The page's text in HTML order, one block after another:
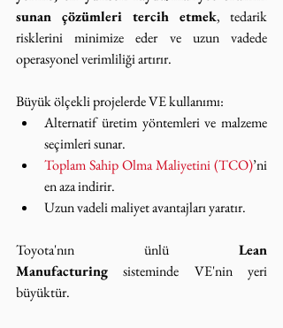
sunan çözümleri tercih etmek, tedarik
risklerini minimize eder ve uzun vadede
operasyonel verimliliği artırır.
Büyük ölçekli projelerde VE kullanımı:
Alternatif üretim yöntemleri ve malzeme
seçimleri sunar.
Toplam Sahip Olma Maliyetini (TCO)’ni
en aza indirir.
Uzun vadeli maliyet avantajları yaratır.
Toyota'nın ünlü Lean
Manufacturing sisteminde VE'nin yeri
büyüktür.